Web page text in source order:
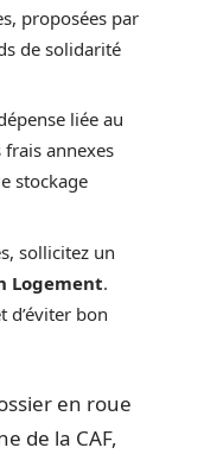
proposées par
de solidarité
liée au
annexes
stockage
sollicitez un
Logement.
d’éviter bon
en roue
de la CAF,